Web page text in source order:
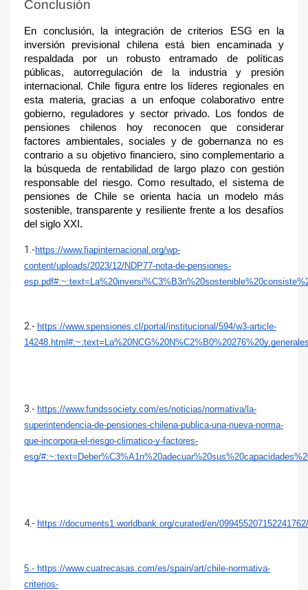
Conclusión
En conclusión, la integración de criterios ESG en la
inversión previsional chilena está bien encaminada y
respaldada por un robusto entramado de políticas
públicas, autorregulación de la industria y presión
internacional. Chile figura entre los líderes regionales en
esta materia, gracias a un enfoque colaborativo entre
gobierno, reguladores y sector privado. Los fondos de
pensiones chilenos hoy reconocen que considerar
factores ambientales, sociales y de gobernanza no es
contrario a su objetivo financiero, sino complementario a
la búsqueda de rentabilidad de largo plazo con gestión
responsable del riesgo. Como resultado, el sistema de
pensiones de Chile se orienta hacia un modelo más
sostenible, transparente y resiliente frente a los desafíos
del siglo XXI.
1.- https://www.fiapinternacional.org/wp-
content/uploads/2023/12/NDP77-nota-de-pensiones-
2.- https://www.spensiones.cl/portal/institucional/594/w3-article-
3.- https://www.fundssociety.com/es/noticias/normativa/la-
superintendencia-de-pensiones-chilena-publica-una-nueva-norma-
que-incorpora-el-riesgo-climatico-y-factores-
esg/
4.- https://documents1.worldbank.org/curated/en/
5.- https://www.cuatrecasas.com/es/spain/art/chile-normativa-
criterios-